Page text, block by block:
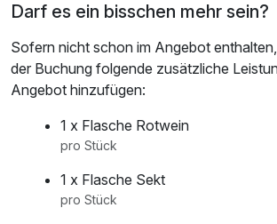
Darf es ein bisschen mehr sein?
Sofern nicht schon im Angebot
der Buchung folgende zusätzliche
Angebot hinzufügen:
1 x Flasche Rotwein
pro Stück
1 x Flasche Sekt
pro Stück